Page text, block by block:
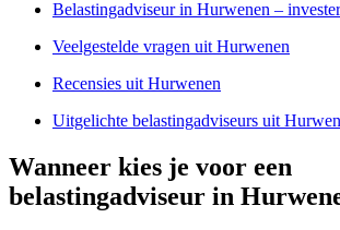
Belastingadviseur in Hurwenen –
Veelgestelde vragen uit Hurwenen
Recensies uit Hurwenen
Uitgelichte belastingadviseurs uit
Wanneer kies je voor een
belastingadviseur in